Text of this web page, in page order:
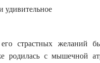
страстных желаний
родилась с мышечной